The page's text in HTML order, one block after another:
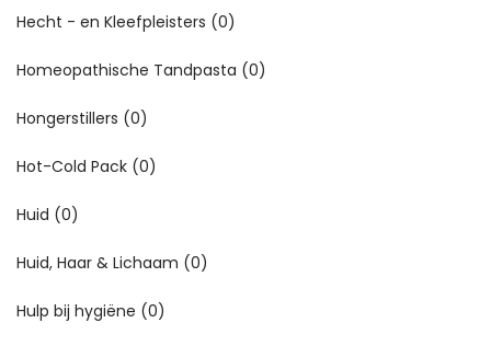
Hecht - en Kleefpleisters (0)
Homeopathische Tandpasta (0)
Hongerstillers (0)
Hot-Cold Pack (0)
Huid (0)
Huid, Haar & Lichaam (0)
Hulp bij hygiëne (0)